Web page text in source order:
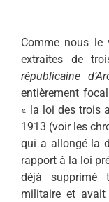
Comme nous le
extraites de
républicaine
entièrement
« la loi des trois
1913 (voir les
qui a allongé la
rapport à la loi
déjà supprimé
militaire et